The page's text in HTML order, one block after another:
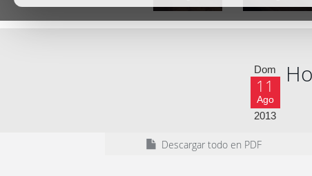
Dom
11
Ago
2013
Descargar todo en PDF